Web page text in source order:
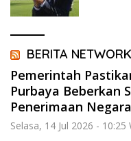
BERITA NETWORK
Pemerintah
Purbaya Beberkan
Penerimaan Negara
Selasa, 14 Jul 2026 - 10:25